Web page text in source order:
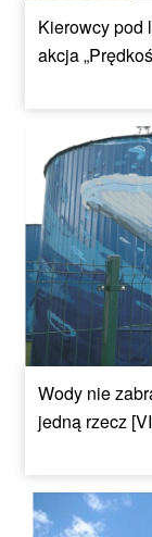
Kierowcy pod
akcja
Wody nie
jedną rzecz